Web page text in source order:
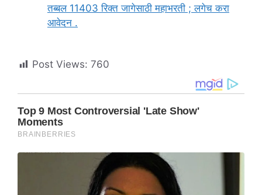
तब्बल 11403 रिक्त जागेसाठी महाभरती ; लगेच करा
आवेदन .
Post Views: 760